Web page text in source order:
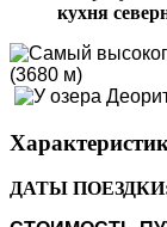
кухня
ДАТЫ ПОЕЗДКИ: